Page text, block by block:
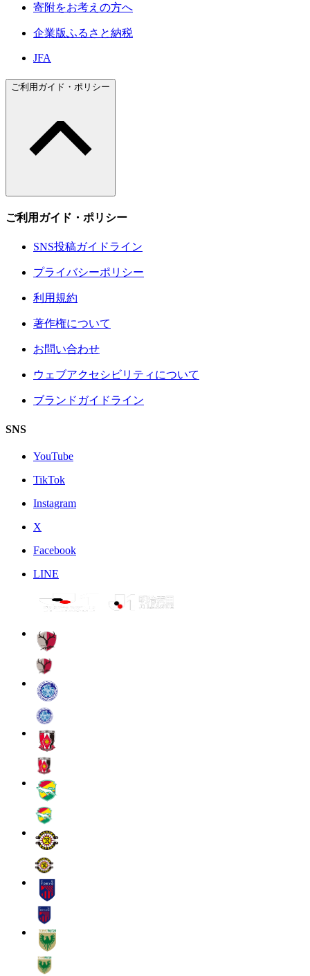
寄附をお考えの方へ
企業版ふるさと納税
JFA
ご利用ガイド・ポリシー
ご利用ガイド・ポリシー
SNS投稿ガイドライン
プライバシーポリシー
利用規約
著作権について
お問い合わせ
ウェブアクセシビリティについて
ブランドガイドライン
SNS
YouTube
TikTok
Instagram
X
Facebook
LINE